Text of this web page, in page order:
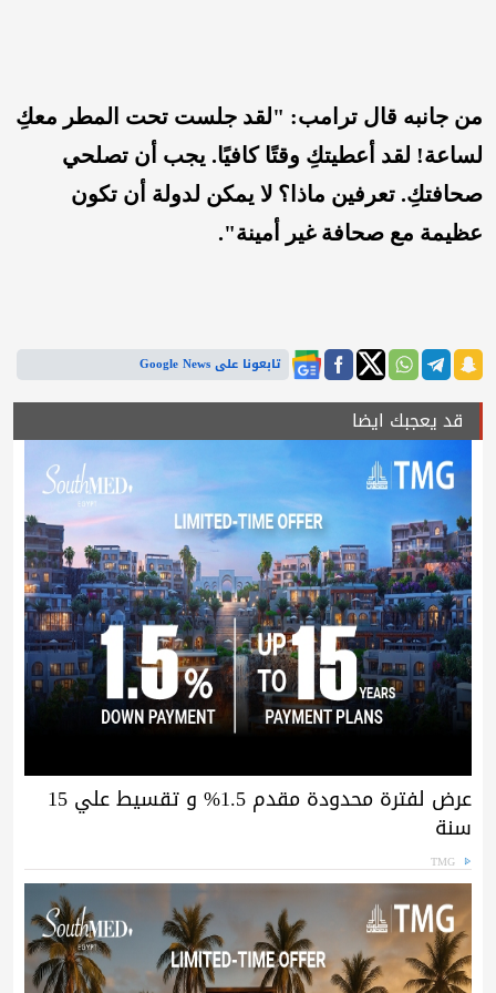
من جانبه قال ترامب: "لقد جلست تحت المطر معكِ
لساعة! لقد أعطيتكِ وقتًا كافيًا. يجب أن تصلحي
صحافتكِ. تعرفين ماذا؟ لا يمكن لدولة أن تكون
عظيمة مع صحافة غير أمينة".
تابعونا على Google News
قد يعجبك ايضا
عرض لفترة محدودة مقدم 1.5% و تقسيط علي 15
سنة
TMG